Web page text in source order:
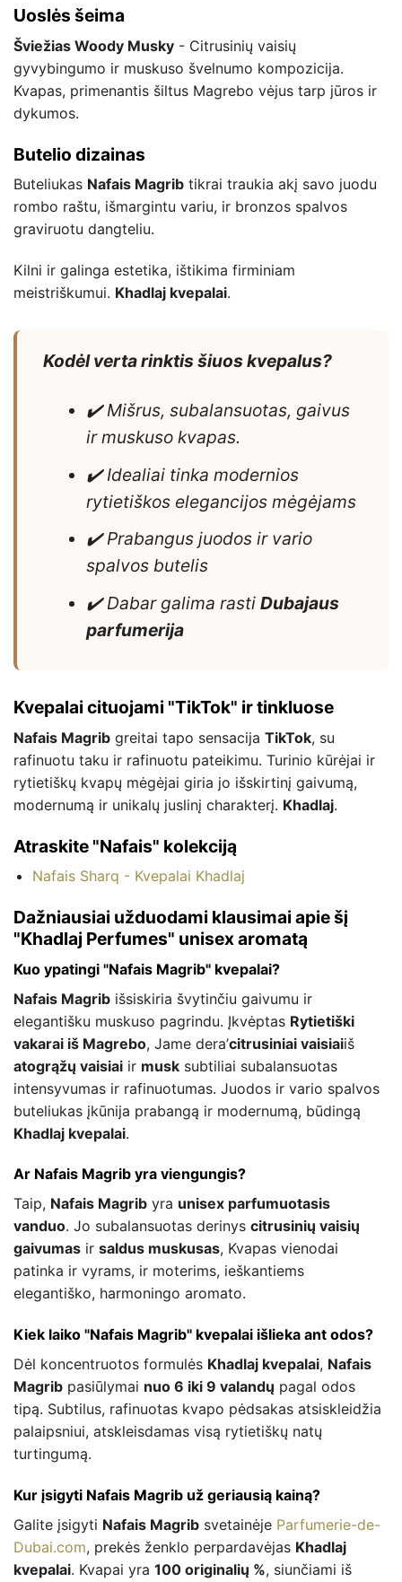
Uoslės šeima
Šviežias Woody Musky - Citrusinių vaisių
gyvybingumo ir muskuso švelnumo kompozicija.
Kvapas, primenantis šiltus Magrebo vėjus tarp jūros ir
dykumos.
Butelio dizainas
Buteliukas Nafais Magrib tikrai traukia akį savo juodu
rombo raštu, išmargintu variu, ir bronzos spalvos
graviruotu dangteliu.
Kilni ir galinga estetika, ištikima firminiam
meistriškumui. Khadlaj kvepalai.
Kodėl verta rinktis šiuos kvepalus?
✔️ Mišrus, subalansuotas, gaivus
ir muskuso kvapas.
✔️ Idealiai tinka modernios
rytietiškos elegancijos mėgėjams
✔️ Prabangus juodos ir vario
spalvos butelis
✔️ Dabar galima rasti Dubajaus
parfumerija
Kvepalai cituojami "TikTok" ir tinkluose
Nafais Magrib greitai tapo sensacija TikTok, su
rafinuotu taku ir rafinuotu pateikimu. Turinio kūrėjai ir
rytietiškų kvapų mėgėjai giria jo išskirtinį gaivumą,
modernumą ir unikalų juslinį charakterį. Khadlaj.
Atraskite "Nafais" kolekciją
Nafais Sharq - Kvepalai Khadlaj
Dažniausiai užduodami klausimai apie šį
"Khadlaj Perfumes" unisex aromatą
Kuo ypatingi "Nafais Magrib" kvepalai?
Nafais Magrib išsiskiria švytinčiu gaivumu ir
elegantišku muskuso pagrindu. Įkvėptas Rytietiški
vakarai iš Magrebo, Jame dera’citrusiniai vaisiaiiš
atogrąžų vaisiai ir musk subtiliai subalansuotas
intensyvumas ir rafinuotumas. Juodos ir vario spalvos
buteliukas įkūnija prabangą ir modernumą, būdingą
Khadlaj kvepalai.
Ar Nafais Magrib yra viengungis?
Taip, Nafais Magrib yra unisex parfumuotasis
vanduo. Jo subalansuotas derinys citrusinių vaisių
gaivumas ir saldus muskusas, Kvapas vienodai
patinka ir vyrams, ir moterims, ieškantiems
elegantiško, harmoningo aromato.
Kiek laiko "Nafais Magrib" kvepalai išlieka ant odos?
Dėl koncentruotos formulės Khadlaj kvepalai, Nafais
Magrib pasiūlymai nuo 6 iki 9 valandų pagal odos
tipą. Subtilus, rafinuotas kvapo pėdsakas atsiskleidžia
palaipsniui, atskleisdamas visą rytietiškų natų
turtingumą.
Kur įsigyti Nafais Magrib už geriausią kainą?
Galite įsigyti Nafais Magrib svetainėje Parfumerie-de-
Dubai.com, prekės ženklo perpardavėjas Khadlaj
kvepalai. Kvapai yra 100 originalių %, siunčiami iš